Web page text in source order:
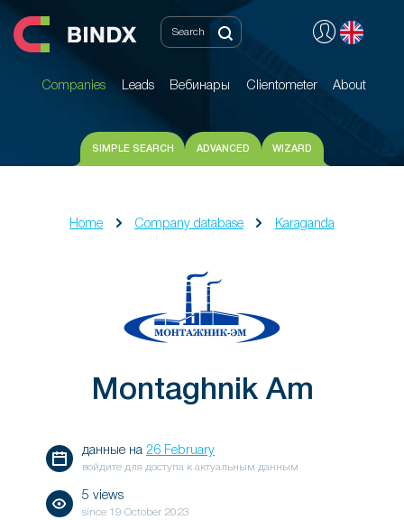
Companies Leads Вебинары Clientometer About
Companies Leads Вебинары Clientometer About
SIMPLE SEARCH ADVANCED WIZARD
Home Company database Karaganda
Montaghnik Am
данные на 26 February
войдите для доступа к актуальным данным
5 views
since 19 October 2023